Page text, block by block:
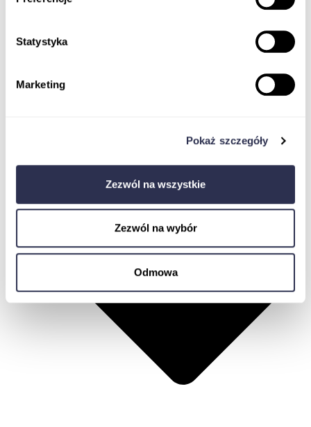
Statystyka
Marketing
Pokaż szczegóły
Zezwól na wszystkie
Zezwól na wybór
Odmowa
Badania kliniczne